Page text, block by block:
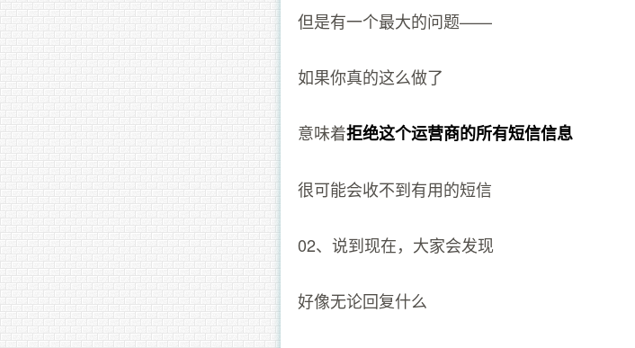
但是有一个最大的问题——
如果你真的这么做了
意味着拒绝这个运营商的所有短信信息
很可能会收不到有用的短信
02、说到现在，大家会发现
好像无论回复什么